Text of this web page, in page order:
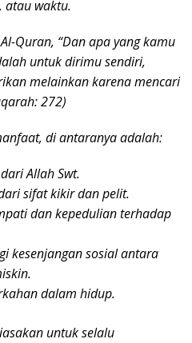
atau waktu.
Quran, “Dan apa yang kamu
untuk dirimu sendiri,
melainkan karena mencari
272)
di antaranya adalah:
Allah Swt.
sifat kikir dan pelit.
dan kepedulian terhadap
kesenjangan sosial antara
dalam hidup.
untuk selalu